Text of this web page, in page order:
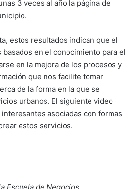
3 veces al año la página de
estos resultados indican que el
en el conocimiento para el
en la mejora de los procesos y
que nos facilite tomar
de la forma en la que se
urbanos. El siguiente video
asociadas con formas
estos servicios.
Escuela de Negocios